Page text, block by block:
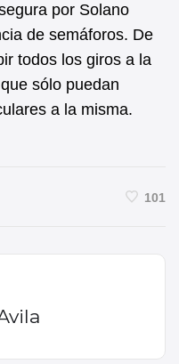
por Solano
de semáforos. De
todos los giros a la
sólo puedan
a la misma.
101